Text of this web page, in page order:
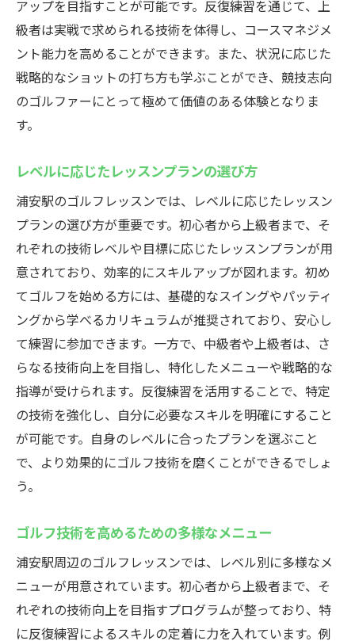
アップを目指すことが可能です。反復練習を通じて、上
級者は実戦で求められる技術を体得し、コースマネジメ
ント能力を高めることができます。また、状況に応じた
戦略的なショットの打ち方も学ぶことができ、競技志向
のゴルファーにとって極めて価値のある体験となりま
す。
レベルに応じたレッスンプランの選び方
浦安駅のゴルフレッスンでは、レベルに応じたレッスン
プランの選び方が重要です。初心者から上級者まで、そ
れぞれの技術レベルや目標に応じたレッスンプランが用
意されており、効率的にスキルアップが図れます。初め
てゴルフを始める方には、基礎的なスイングやパッティ
ングから学べるカリキュラムが推奨されており、安心し
て練習に参加できます。一方で、中級者や上級者は、さ
らなる技術向上を目指し、特化したメニューや戦略的な
指導が受けられます。反復練習を活用することで、特定
の技術を強化し、自分に必要なスキルを明確にすること
が可能です。自身のレベルに合ったプランを選ぶこと
で、より効果的にゴルフ技術を磨くことができるでしょ
う。
ゴルフ技術を高めるための多様なメニュー
浦安駅周辺のゴルフレッスンでは、レベル別に多様なメ
ニューが用意されています。初心者から上級者まで、そ
れぞれの技術向上を目指すプログラムが整っており、特
に反復練習によるスキルの定着に力を入れています。例